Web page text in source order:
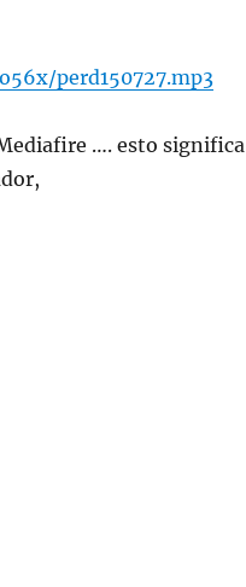
perd150727.mp3
…. esto significa